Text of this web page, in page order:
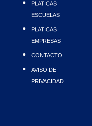
PLATICAS
ESCUELAS
PLATICAS
EMPRESAS
CONTACTO
AVISO DE
PRIVACIDAD